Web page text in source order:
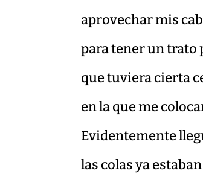
aprovechar mis
para tener un trato
que tuviera cierta
en la que me
Evidentemente
las colas ya